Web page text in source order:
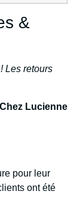
&
Les retours
Chez Lucienne
pour leur
ont été